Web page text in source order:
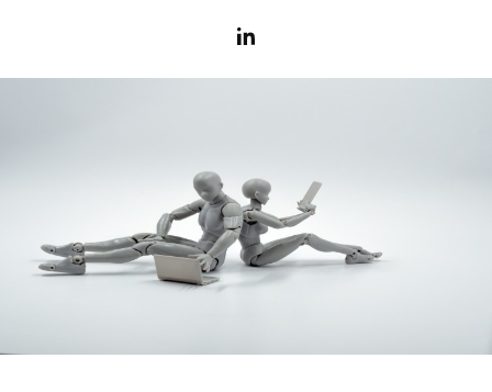
Artificial Intelligence
Customer Experience